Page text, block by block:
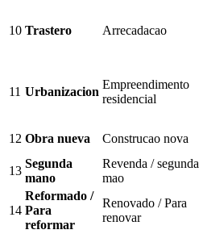
10 Trastero Arrecadacao
11 Urbanizacion
Empreendimento
residencial
12 Obra nueva Construcao nova
13
Segunda
mano
Revenda / segunda
mao
14
Reformado /
Para
reformar
Renovado / Para
renovar